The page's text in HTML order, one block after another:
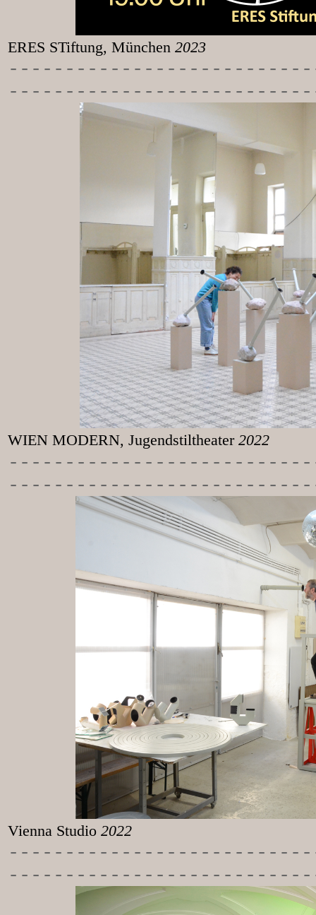
ERES STiftung, München 2023
-----------
WIEN MODERN, Jugendstiltheater 2022
-----------
Vienna Studio 2022
-----------